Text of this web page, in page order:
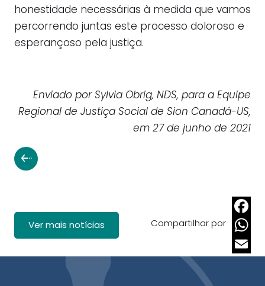
honestidade necessárias à medida que vamos
percorrendo juntas este processo doloroso e
esperançoso pela justiça.
Enviado por Sylvia Obrig, NDS, para a Equipe
Regional de Justiça Social de Sion Canadá-US,
em 27 de junho de 2021
Ver mais notícias Compartilhar por